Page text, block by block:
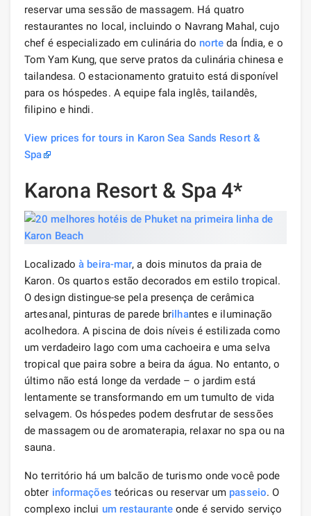
reservar uma sessão de massagem. Há quatro
restaurantes no local, incluindo o Navrang Mahal, cujo
chef é especializado em culinária do norte da Índia, e o
Tom Yam Kung, que serve pratos da culinária chinesa e
tailandesa. O estacionamento gratuito está disponível
para os hóspedes. A equipe fala inglês, tailandês,
filipino e hindi.
View prices for tours in Karon Sea Sands Resort &
Spa
Karona Resort & Spa 4*
Localizadoà beira-mar, a dois minutos da praia de
Karon. Os quartos estão decorados em estilo tropical.
O design distingue-se pela presença de cerâmica
artesanal, pinturas de parede brilhantes e iluminação
acolhedora. A piscina de dois níveis é estilizada como
um verdadeiro lago com uma cachoeira e uma selva
tropical que paira sobre a beira da água. No entanto, o
último não está longe da verdade – o jardim está
lentamente se transformando em um tumulto de vida
selvagem. Os hóspedes podem desfrutar de sessões
de massagem ou de aromaterapia, relaxar no spa ou na
sauna.
No território há um balcão de turismo onde você pode
obter informações teóricas ou reservar um passeio. O
complexo inclui um restaurante onde é servido serviço